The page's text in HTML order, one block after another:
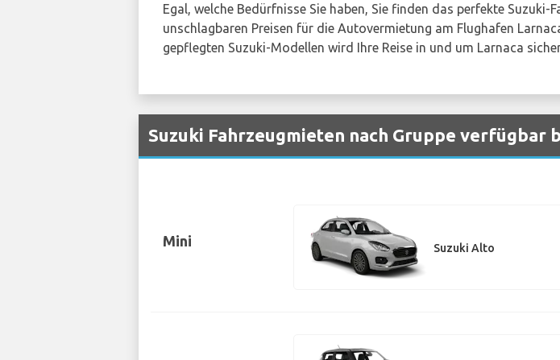
Egal, welche Bedürfnisse Sie haben, Sie finden das perfekte Suzuki-
unschlagbaren Preisen für die Autovermietung am Flughafen
gepflegten Suzuki-Modellen wird Ihre Reise in und um Larnaca
Suzuki Fahrzeugmieten nach Gruppe verfügbar
Mini Suzuki Alto